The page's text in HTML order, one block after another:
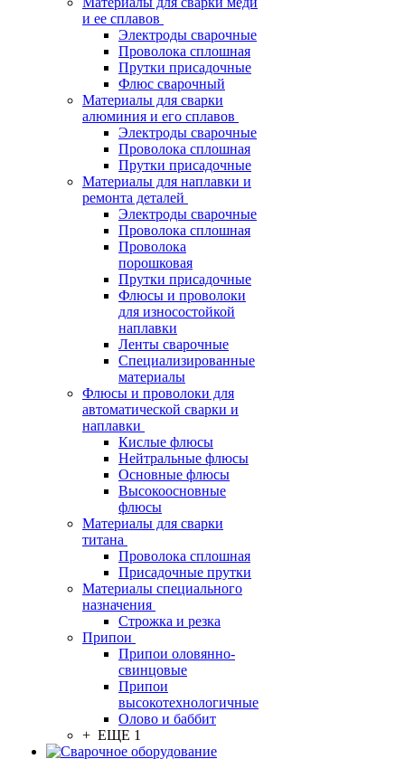
и ее сплавов
Электроды сварочные
Проволока сплошная
Прутки присадочные
Флюс сварочный
Материалы для сварки
алюминия и его сплавов
Электроды сварочные
Проволока сплошная
Прутки присадочные
Материалы для наплавки и
ремонта деталей
Электроды сварочные
Проволока сплошная
Проволока
порошковая
Прутки присадочные
Флюсы и проволоки
для износостойкой
наплавки
Ленты сварочные
Специализированные
материалы
Флюсы и проволоки для
автоматической сварки и
наплавки
Кислые флюсы
Нейтральные флюсы
Основные флюсы
Высокоосновные
флюсы
Материалы для сварки
титана
Проволока сплошная
Присадочные прутки
Материалы специального
назначения
Строжка и резка
Припои
Припои оловянно-
свинцовые
Припои
высокотехнологичные
Олово и баббит
+ ЕЩЕ 1